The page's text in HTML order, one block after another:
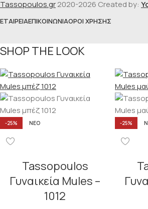
Tassopoulos.gr2020-2026 Created by:
ΕΤΑΙΡΕΊΑΕΠΙΚΟΙΝΩΝΊΑΌΡΟΙ ΧΡΉΣΗΣ
SHOP THE LOOK
-25% ΝΈΟ
Tassopoulos
Γυναικεία Mules –
1012
-25%